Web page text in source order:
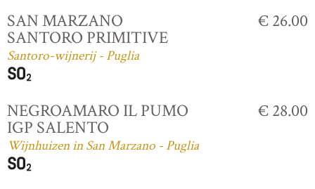
SAN MARZANO
SANTORO PRIMITIVE
Santoro-wijnerij - Puglia
€ 26.00
NEGROAMARO IL PUMO
IGP SALENTO
Wijnhuizen in San Marzano - Puglia
€ 28.00